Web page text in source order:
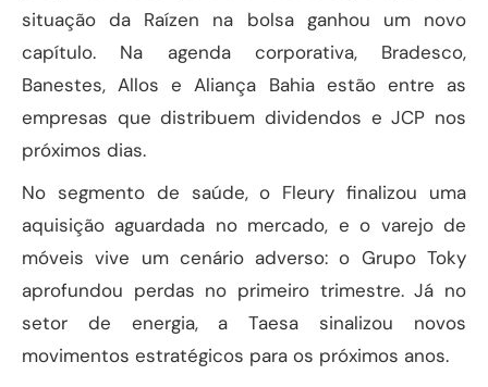
situação da Raízen na bolsa ganhou um novo
capítulo. Na agenda corporativa, Bradesco,
Banestes, Allos e Aliança Bahia estão entre as
empresas que distribuem dividendos e JCP nos
próximos dias.
No segmento de saúde, o Fleury finalizou uma
aquisição aguardada no mercado, e o varejo de
móveis vive um cenário adverso: o Grupo Toky
aprofundou perdas no primeiro trimestre. Já no
setor de energia, a Taesa sinalizou novos
movimentos estratégicos para os próximos anos.